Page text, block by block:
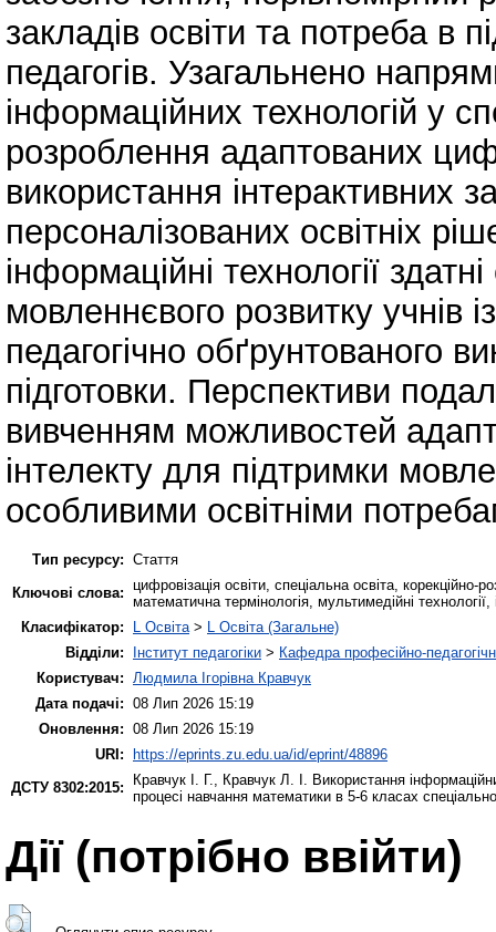
закладів освіти та потреба в
педагогів. Узагальнено
інформаційних технологій у
розроблення адаптованих
використання інтерактивних
персоналізованих освітніх
інформаційні технології
мовленнєвого розвитку учнів
педагогічно обґрунтованого
підготовки. Перспективи
вивченням можливостей
інтелекту для підтримки
особливими освітніми
Тип ресурсу: Стаття
Ключові слова: цифровізація освіти, спеціальна освіта,
математична термінологія, мультимедійні
Класифікатор:
L Освіта > L Освіта (Загальне)
Відділи:
Інститут педагогіки > Кафедра професійно-
Користувач:
Людмила Ігорівна Кравчук
Дата подачі: 08 Лип 2026 15:19
Оновлення: 08 Лип 2026 15:19
URI: https://eprints.zu.edu.ua/id/eprint/48896
ДСТУ 8302:2015:
Кравчук І. Г. Кравчук Л. І.
Використання
процесі навчання математики в 5-6 класах
Дії ​​(потрібно ввійти)